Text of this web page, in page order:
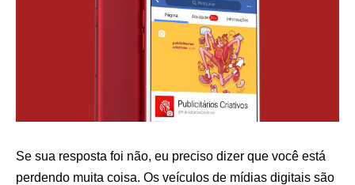
Se sua resposta foi não, eu preciso dizer que você está
perdendo muita coisa. Os veículos de mídias digitais são